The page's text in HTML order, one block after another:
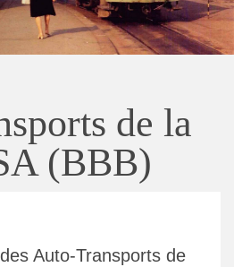
de la
(BBB)
Auto-Transports de